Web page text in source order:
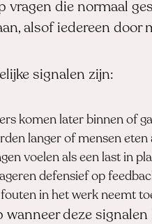
vragen die normaal
alsof iedereen door
signalen zijn:
komen later binnen of
langer of mensen eten
voelen als een last in
defensief op
in het werk neemt
wanneer deze